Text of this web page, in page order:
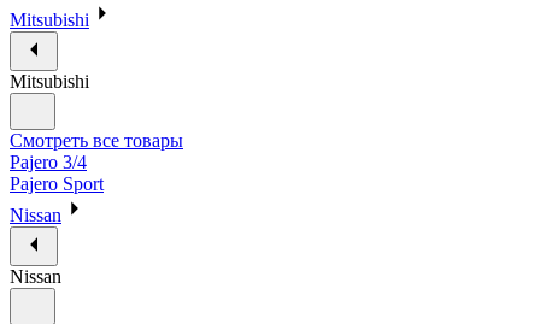
Mitsubishi
Mitsubishi
Смотреть все товары
Pajero 3/4
Pajero Sport
Nissan
Nissan